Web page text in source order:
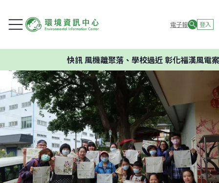
電子報 登入
風機離聚落、學校過近 彰化福漢風電案環委